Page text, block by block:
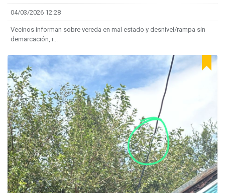
04/03/2026 12:28
Vecinos informan sobre vereda en mal estado y desnivel/rampa sin
demarcación, i...